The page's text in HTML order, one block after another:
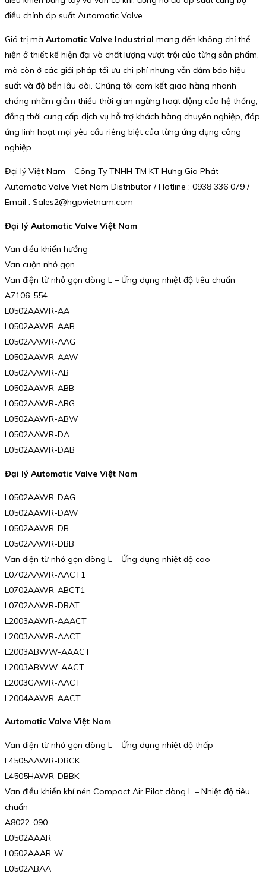
điều chỉnh áp suất Automatic Valve.
Giá trị mà Automatic Valve Industrial mang đến không chỉ thể
hiện ở thiết kế hiện đại và chất lượng vượt trội của từng sản phẩm,
mà còn ở các giải pháp tối ưu chi phí nhưng vẫn đảm bảo hiệu
suất và độ bền lâu dài. Chúng tôi cam kết giao hàng nhanh
chóng nhằm giảm thiểu thời gian ngừng hoạt động của hệ thống,
đồng thời cung cấp dịch vụ hỗ trợ khách hàng chuyên nghiệp, đáp
ứng linh hoạt mọi yêu cầu riêng biệt của từng ứng dụng công
nghiệp.
Đại lý Việt Nam – Công Ty TNHH TM KT Hưng Gia Phát
Automatic Valve Viet Nam Distributor / Hotline : 0938 336 079 /
Email : Sales2@hgpvietnam.com
Đại lý Automatic Valve Việt Nam
Van điều khiển hướng
Van cuộn nhỏ gọn
Van điện từ nhỏ gọn dòng L – Ứng dụng nhiệt độ tiêu chuẩn
A7106-554
L0502AAWR-AA
L0502AAWR-AAB
L0502AAWR-AAG
L0502AAWR-AAW
L0502AAWR-AB
L0502AAWR-ABB
L0502AAWR-ABG
L0502AAWR-ABW
L0502AAWR-DA
L0502AAWR-DAB
Đại lý Automatic Valve Việt Nam
L0502AAWR-DAG
L0502AAWR-DAW
L0502AAWR-DB
L0502AAWR-DBB
Van điện từ nhỏ gọn dòng L – Ứng dụng nhiệt độ cao
L0702AAWR-AACT1
L0702AAWR-ABCT1
L0702AAWR-DBAT
L2003AAWR-AAACT
L2003AAWR-AACT
L2003ABWW-AAACT
L2003ABWW-AACT
L2003GAWR-AACT
L2004AAWR-AACT
Automatic Valve Việt Nam
Van điện từ nhỏ gọn dòng L – Ứng dụng nhiệt độ thấp
L4505AAWR-DBCK
L4505HAWR-DBBK
Van điều khiển khí nén Compact Air Pilot dòng L – Nhiệt độ tiêu
chuẩn
A8022-090
L0502AAAR
L0502AAAR-W
L0502ABAA